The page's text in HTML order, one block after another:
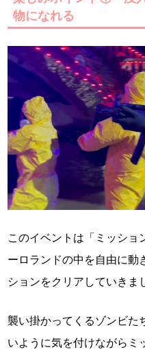
物になれる
このイベントは「ミッショ
ーロランドの中を自由に動
ションをクリアしていきま
襲い掛かってくるゾンビた
いように気を付けながらミ